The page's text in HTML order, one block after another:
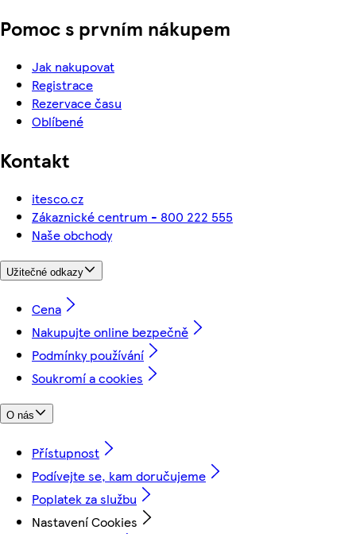
Pomoc s prvním nákupem
Jak nakupovat
Registrace
Rezervace času
Oblíbené
Kontakt
itesco.cz
Zákaznické centrum - 800 222 555
Naše obchody
Užitečné odkazy
Cena
Nakupujte online bezpečně
Podmínky používání
Soukromí a cookies
O nás
Přístupnost
Podívejte se, kam doručujeme
Poplatek za službu
Nastavení Cookies